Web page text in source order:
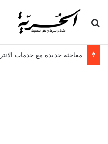
بحث عن
مفاجئة جديدة مع خدمات